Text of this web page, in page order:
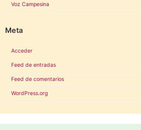
Voz Campesina
Meta
Acceder
Feed de entradas
Feed de comentarios
WordPress.org